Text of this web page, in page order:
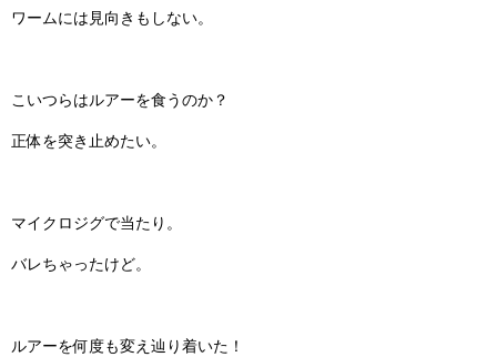
ワームには見向きもしない。
こいつらはルアーを食うのか？
正体を突き止めたい。
マイクロジグで当たり。
バレちゃったけど。
ルアーを何度も変え辿り着いた！